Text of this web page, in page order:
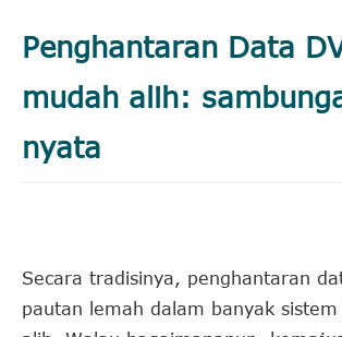
Penghantaran Data
mudah alih:
nyata
Secara tradisinya, penghantaran
pautan lemah dalam banyak sistem